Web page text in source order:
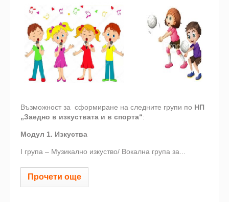
Възможност за сформиране на следните групи по НП
„Заедно в изкуствата и в спорта“:
Модул 1. Изкуства
I групa – Музикално изкуство/ Вокална група за...
Прочети още